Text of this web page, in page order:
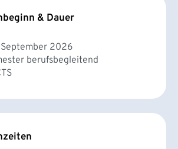
& Dauer
2026
berufsbegleitend